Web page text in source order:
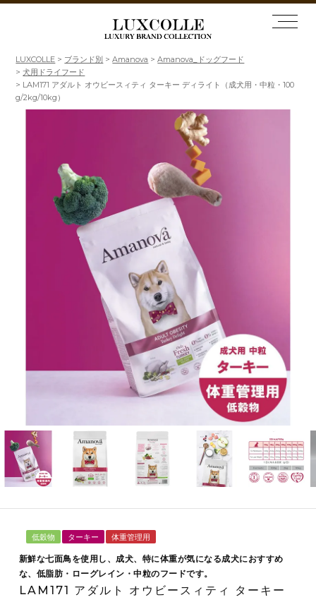
LUXCOLLE ブランド別 Amanova
Amanova_ドッグフード
犬用ドライフード
LAM171 アダルト オウビースィティ ターキー ディライト（成犬用・中粒・100
g/2kg/10kg）
低穀物 ターキー 体重管理用
新鮮な七面鳥を使用し、成犬、特に体重が気になる成犬におすすめ
な、低脂肪・ローグレイン・中粒のフードです。
LAM171 アダルト オウビースィティ ターキー